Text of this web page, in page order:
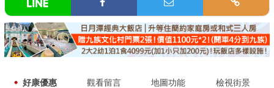
好康優惠 觀看留言 地圖功能 檢視街景